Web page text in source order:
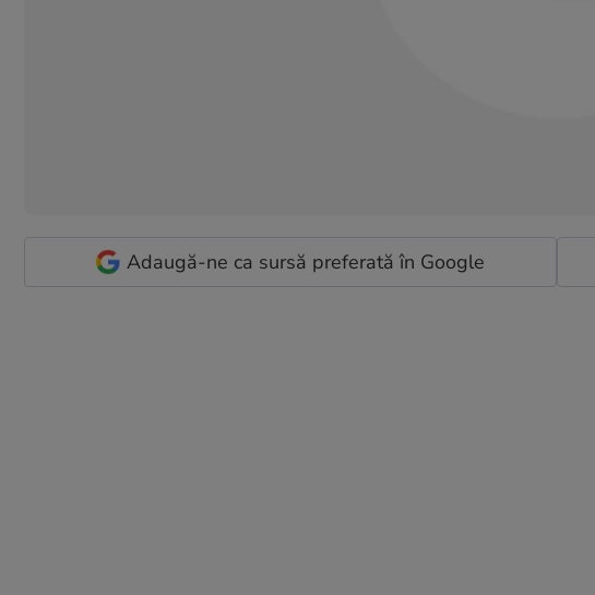
Adaugă-ne ca sursă preferată în Google